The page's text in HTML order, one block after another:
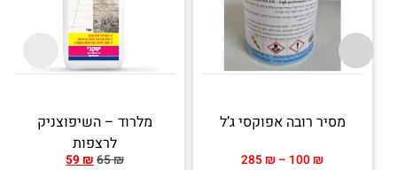
מלרוד – השיפוצניק
לרצפות
65₪
59₪
מסיר רובה אפוקסי ג’ל
100 ₪
–
285 ₪